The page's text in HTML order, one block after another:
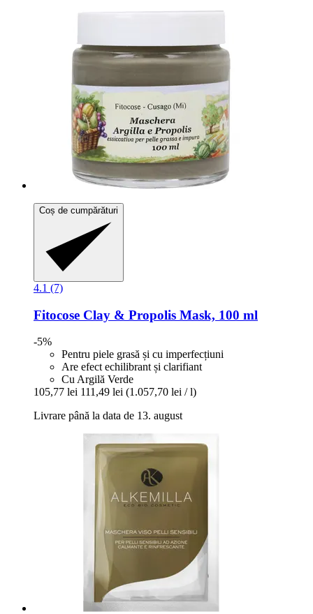
Coș de cumpărături
4.1 (7)
Fitocose Clay & Propolis Mask, 100 ml
-5%
Pentru piele grasă și cu imperfecțiuni
Are efect echilibrant și clarifiant
Cu Argilă Verde
105,77 lei 111,49 lei (1.057,70 lei / l)
Livrare până la data de 13. august